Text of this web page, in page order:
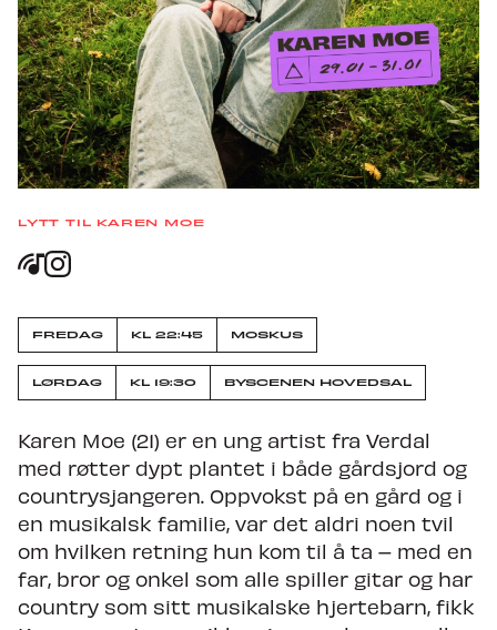
Nyheter
Om Trondheim Calling
Søk om å spille på TC27
LYTT TIL KAREN MOE
FREDAG KL 22:45
KLOKKEN
MOSKUS
LØRDAG KL 19:30
KLOKKEN
BYSCENEN HOVEDSAL
Karen Moe (21) er en ung artist fra Verdal
med røtter dypt plantet i både gårdsjord og
countrysjangeren. Oppvokst på en gård og i
en musikalsk familie, var det aldri noen tvil
om hvilken retning hun kom til å ta – med en
far, bror og onkel som alle spiller gitar og har
country som sitt musikalske hjertebarn, fikk